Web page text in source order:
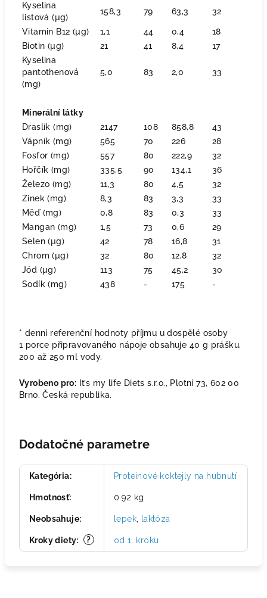
Kyselina
listová (µg)
158,3 79 63,3 32
Vitamin B12 (µg) 1,1 44 0,4
18
Biotin (µg)
21 41 8,4
17
Kyselina
pantothenová
(mg)
5,0 83 2,0 33
Minerální látky
Draslík (mg)
2147 108 858,8
43
Vápník (mg)
565 70 226
28
Fosfor (mg)
557 80 222,9
32
Hořčík (mg)
335,5 90 134,1
36
Železo (mg)
11,3 80 4,5
32
Zinek (mg)
8,3 83 3,3
33
Měď (mg)
0,8 83 0,3
33
Mangan (mg)
1,5 73 0,6
29
Selen (µg)
42 78 16,8
31
Chrom (µg)
32 80 12,8
32
Jód (µg)
113 75 45,2
30
Sodík (mg)
438 - 175 -
* denní referenční hodnoty příjmu u dospělé osoby
1 porce připravovaného nápoje obsahuje 40 g prášku,
200 až 250 ml vody.
Vyrobeno pro: It’s my life Diets s.r.o., Plotní 73, 602 00
Brno. Česká republika.
Dodatočné parametre
Kategória: Proteinové koktejly na hubnutí
Hmotnosť: 0.92 kg
Neobsahuje: lepek laktóza
?
Kroky diety: od 1. kroku